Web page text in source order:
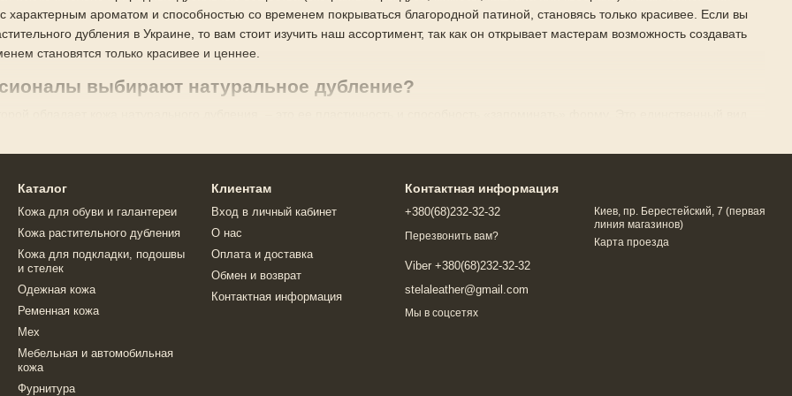
характерным ароматом и способностью со временем покрываться благородной патиной, становясь только красивее. Если вы
дубления в Украине, то вам стоит изучить наш ассортимент, так как он открывает мастерам возможность создавать
становятся только красивее и ценнее.
выбирают натуральное дубление?
гравировку. При правильном увлажнении она становится податливой, как воск, а после высыхания надежно фиксирует
материала:
ценится мастерами за сочетание натуральности, прочности и особой эстетики. Среди его ключевых преимуществ можно
(отсутствие тяжелых металлов делает изделия гипоаллергенными и безопасными).
(поверхность темнеет и приобретает благородный блеск (патину), благодаря чему каждое изделие становится эксклюзивным).
КРС растительного дубления отличается прочностью и устойчивостью к механическим нагрузкам).
(материал отлично впитывает анилиновые красители, масла и воски, позволяя добиваться глубоких и естественных
Каталог
Кожа для обуви и галантереи
Кожа растительного дубления
Кожа для подкладки, подошвы
и стелек
Одежная кожа
Ременная кожа
Мех
Мебельная и автомобильная
кожа
Фурнитура
Клиентам
Вход в личный кабинет
О нас
Оплата и доставка
Обмен и возврат
Контактная информация
Контактная информация
+380(68)232-32-32
Перезвонить вам?
Viber +380(68)232-32-32
stelaleather@gmail.com
Киев, пр. Берестейский, 7 (первая
линия магазинов)
Карта проезда
Мы в соцсетях